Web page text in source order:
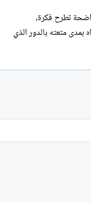
تطرح فكرة،
بمدى متعته بالدور الذي